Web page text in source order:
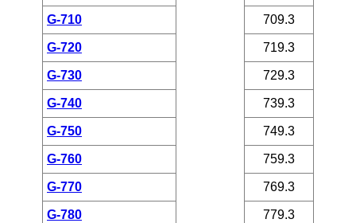
G-710 709.3
G-720 719.3
G-730 729.3
G-740 739.3
G-750 749.3
G-760 759.3
G-770 769.3
G-780 779.3